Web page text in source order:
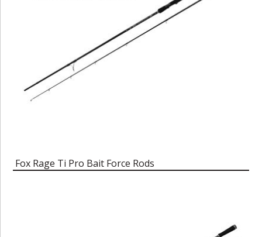
Fox Rage Ti Pro Bait Force Rods